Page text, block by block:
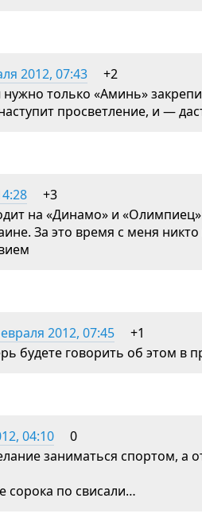
2012, 07:43
+2
только «Аминь»
просветление, и —
+3
на «Динамо» и
За это время с меня
2012, 07:45
+1
будете говорить об этом в
04:10
0
заниматься спортом, а
сорока по свисали…